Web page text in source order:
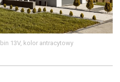
13V, kolor antracytowy